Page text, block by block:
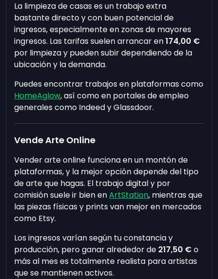
La limpieza de casas es un trabajo extra
bastante directo y con buen potencial de
ingresos, especialmente en zonas de mayores
ingresos. Las tarifas suelen arrancar en174,00 €
por limpieza y pueden subir dependiendo de la
ubicación y la demanda.
Puedes encontrar trabajos en plataformas como
HomeAglow, así como en portales de empleo
generales como Indeed y Glassdoor.
Vende Arte Online
Vender arte online funciona en un montón de
plataformas, y la mejor opción depende del tipo
de arte que hagas. El trabajo digital y por
comisión suele ir bien enArtStation, mientras que
las piezas físicas y prints van mejor en mercados
como Etsy.
Los ingresos varían según tu constancia y
producción, pero ganar alrededor de 217,50 € o
más al mes es totalmente realista para artistas
que se mantienen activos.